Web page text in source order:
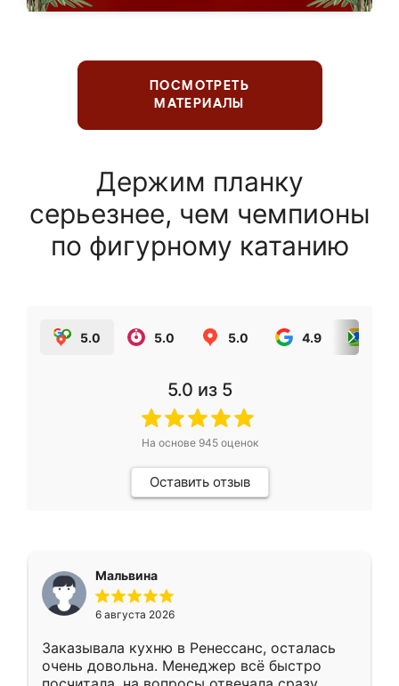
ПОСМОТРЕТЬ
МАТЕРИАЛЫ
Держим планку
серьезнее, чем чемпионы
по фигурному катанию
5.0 5.0 5.0 4.9
5.0 из 5
На основе 945оценок
Оставить отзыв
Мальвина
6 августа 2026
Заказывала кухню в Ренессанс, осталась
очень довольна. Менеджер всё быстро